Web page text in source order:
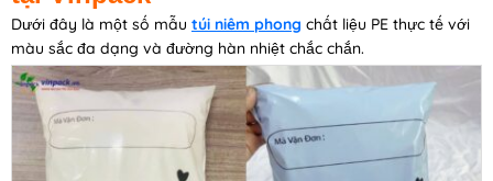
Dưới đây là một số mẫu túi niêm phong chất liệu PE thực tế với
màu sắc đa dạng và đường hàn nhiệt chắc chắn.